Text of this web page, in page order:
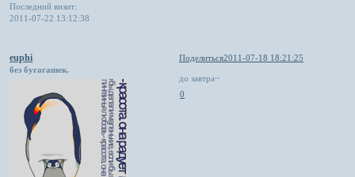
Последний визит:
2011-07-22 13:12:38
Поделиться2011-07-18 18:21:25
euphi
без бугагашек.
до завтра~
0